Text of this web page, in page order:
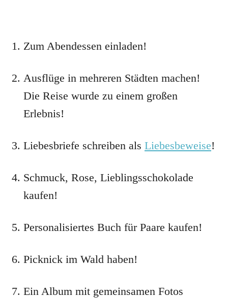
Zum Abendessen einladen!
Ausflüge in mehreren Städten machen!
Die Reise wurde zu einem großen
Erlebnis!
Liebesbriefe schreiben als Liebesbeweise!
Schmuck, Rose, Lieblingsschokolade
kaufen!
Personalisiertes Buch für Paare kaufen!
Picknick im Wald haben!
Ein Album mit gemeinsamen Fotos